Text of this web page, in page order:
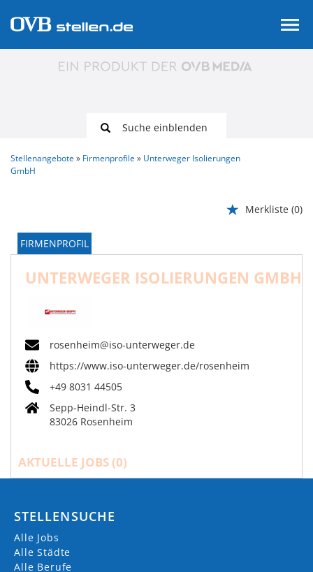
Suche einblenden
Stellenangebote Firmenprofile
Unterweger Isolierungen
GmbH
Merkliste (0)
FIRMENPROFIL
UNTERWEGER ISOLIERUNGEN GMBH
rosenheim@iso-unterweger.de
https://www.iso-unterweger.de/rosenheim
+49 8031 44505
Sepp-Heindl-Str. 3
83026 Rosenheim
AKTUELLE JOBS (0)
STELLENSUCHE
Alle Jobs
Alle Städte
Alle Berufe